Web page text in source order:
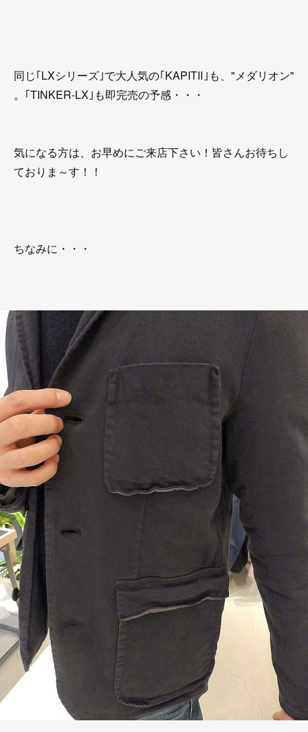
同じ｢LXシリーズ｣で大人気の｢KAPITⅡ｣も、"メダリオン"
。｢TINKER-LX｣も即完売の予感・・・
気になる方は、お早めにご来店下さい！皆さんお待ちし
ておりま～す！！
ちなみに・・・